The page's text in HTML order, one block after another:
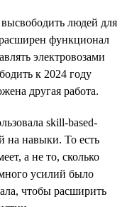
людей для
функционал
электровозами
к 2024 году
другая работа.
skill-based-
на навыки. То есть
а не то, сколько
усилий было
чтобы расширить